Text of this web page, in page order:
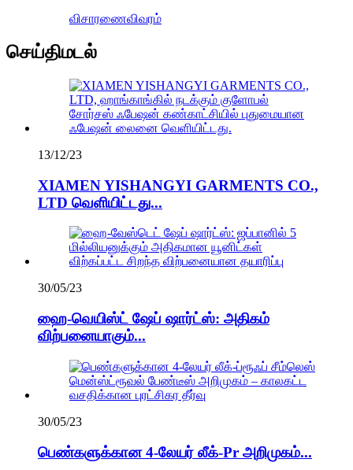
விசாரணைவிவரம்
செய்திமடல்
13/12/23
XIAMEN YISHANGYI GARMENTS CO.,
LTD வெளியிட்டது...
30/05/23
ஹை-வெயிஸ்ட் ஷேப் ஷார்ட்ஸ்: அதிகம்
விற்பனையாகும்...
30/05/23
பெண்களுக்கான 4-லேயர் லீக்-Pr அறிமுகம்...